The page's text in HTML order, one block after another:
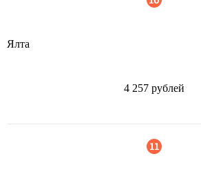
Ялта
4 257 рублей